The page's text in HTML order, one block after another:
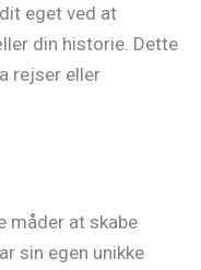
eget ved at
din historie. Dette
rejser eller
måder at skabe
sin egen unikke